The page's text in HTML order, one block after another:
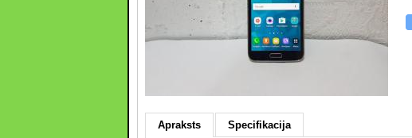
Apraksts Specifikacija